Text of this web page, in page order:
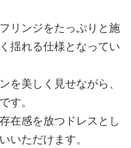
リンジをたっぷりと施
揺れる仕様となってい
を美しく見せながら、
す。
在感を放つドレスとし
いただけます。